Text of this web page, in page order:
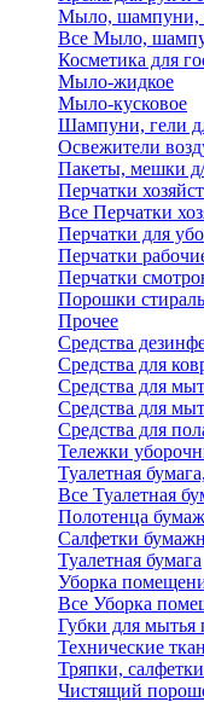
Мыло, шампуни,
Все Мыло,
Косметика для
Мыло-жидкое
Мыло-кусковое
Шампуни, гели
Освежители
Пакеты, мешки
Перчатки
Все Перчатки
Перчатки для
Перчатки
Перчатки
Порошки
Прочее
Средства
Средства для
Средства для
Средства для
Средства для
Тележки
Туалетная
Все Туалетная
Полотенца
Салфетки
Туалетная бумага
Уборка
Все Уборка
Губки для мытья
Технические
Тряпки,
Чистящий